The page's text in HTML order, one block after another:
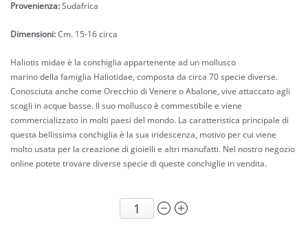
Provenienza:Sudafrica
Dimensioni:Cm. 15-16 circa
Haliotis midae è la conchiglia appartenente ad un mollusco
marino della famiglia Haliotidae, composta da circa 70 specie diverse.
Conosciuta anche come Orecchio di Venere o Abalone, vive attaccato agli
scogli in acque basse. Il suo mollusco è commestibile e viene
commercializzato in molti paesi del mondo. La caratteristica principale di
questa bellissima conchiglia è la sua iridescenza, motivo per cui viene
molto usata per la creazione di gioielli e altri manufatti. Nel nostro negozio
online potete trovare diverse specie di queste conchiglie in vendita.